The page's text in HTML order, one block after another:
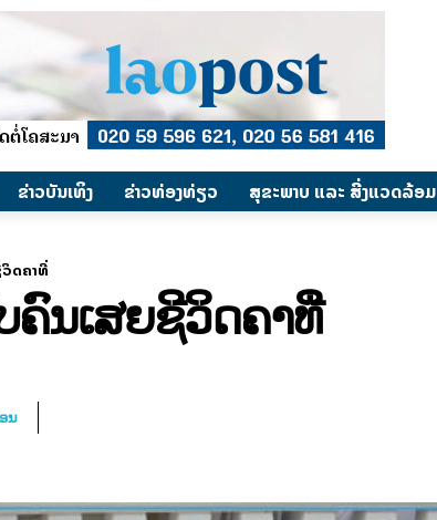
​ຂ່າວບັນເທິງ ​ຂ່າວທ່ອງທ່ຽວ ສຸຂະພາບ ແລະ ສີ່ງແວດລ້ອມ
ດຄາທີ່
ນເສຍຊີວິດຄາທີ່
ນ